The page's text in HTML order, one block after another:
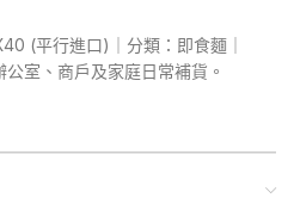
(平行進口)｜分類：即食麵｜
室、商戶及家庭日常補貨。